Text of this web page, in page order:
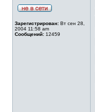
Зарегистрирован: Вт сен 28,
2004 11:58 am
Сообщений: 12459